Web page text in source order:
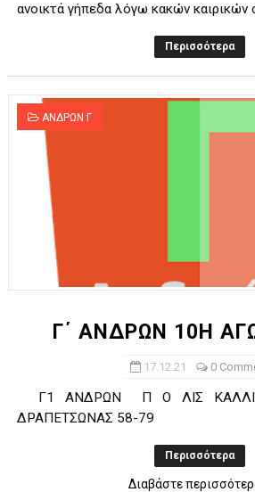
ανοικτά γήπεδα λόγω κακών καιρικών
Περισσότερα
ΑΝΔΡΩΝ Γ
Γ΄ ΑΝΔΡΩΝ 10Η
17.12.21 0
Γ1 ΑΝΔΡΩΝ Π O ΛΙΣ
ΔΡΑΠΕΤΣΩΝΑΣ 58-79
Περισσότερα
Διαβάστε